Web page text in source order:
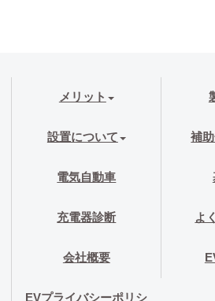
メリット
設置について 補
電気自動車
充電器診断 よ
会社概要
EVプライバシーポリシ